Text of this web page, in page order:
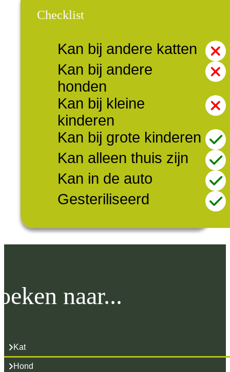
Checklist
Kan bij andere katten
Kan bij andere
honden
Kan bij kleine
kinderen
Kan bij grote kinderen
Kan alleen thuis zijn
Kan in de auto
Gesteriliseerd
naar...
Kat
Hond